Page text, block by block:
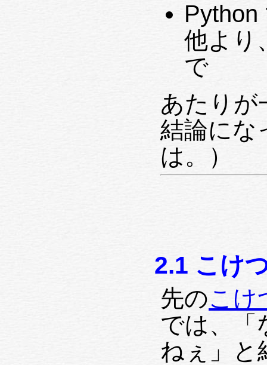
Python
他より
で
あたりが
結論にな
は。）
2.1 こけ
先のこけ
では、「
ねぇ」と